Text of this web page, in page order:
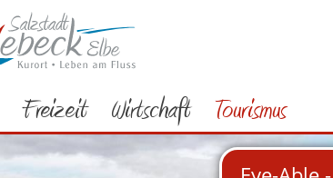
Freizeit Wirtschaft Tourismus